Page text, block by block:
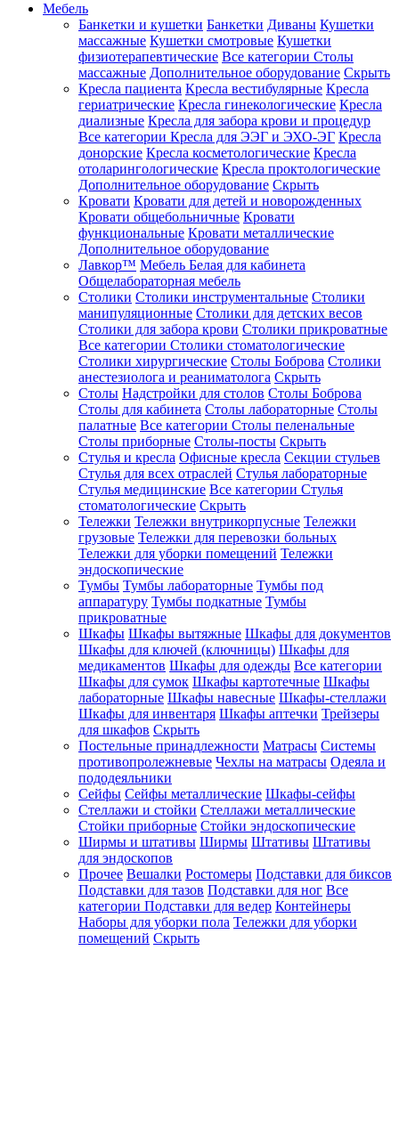
Мебель
Банкетки и кушетки Банкетки Диваны Кушетки
массажные Кушетки смотровые Кушетки
физиотерапевтические Все категории Столы
массажные Дополнительное оборудование Скрыть
Кресла пациента Кресла вестибулярные Кресла
гериатрические Кресла гинекологические Кресла
диализные Кресла для забора крови и процедур
Все категории Кресла для ЭЭГ и ЭХО-ЭГ Кресла
донорские Кресла косметологические Кресла
отоларингологические Кресла проктологические
Дополнительное оборудование Скрыть
Кровати Кровати для детей и новорожденных
Кровати общебольничные Кровати
функциональные Кровати металлические
Дополнительное оборудование
Лавкор™ Мебель Белая для кабинета
Общелабораторная мебель
Столики Столики инструментальные Столики
манипуляционные Столики для детских весов
Столики для забора крови Столики прикроватные
Все категории Столики стоматологические
Столики хирургические Столы Боброва Столики
анестезиолога и реаниматолога Скрыть
Столы Надстройки для столов Столы Боброва
Столы для кабинета Столы лабораторные Столы
палатные Все категории Столы пеленальные
Столы приборные Столы-посты Скрыть
Стулья и кресла Офисные кресла Секции стульев
Стулья для всех отраслей Стулья лабораторные
Стулья медицинские Все категории Стулья
стоматологические Скрыть
Тележки Тележки внутрикорпусные Тележки
грузовые Тележки для перевозки больных
Тележки для уборки помещений Тележки
эндоскопические
Тумбы Тумбы лабораторные Тумбы под
аппаратуру Тумбы подкатные Тумбы
прикроватные
Шкафы Шкафы вытяжные Шкафы для документов
Шкафы для ключей (ключницы) Шкафы для
медикаментов Шкафы для одежды Все категории
Шкафы для сумок Шкафы картотечные Шкафы
лабораторные Шкафы навесные Шкафы-стеллажи
Шкафы для инвентаря Шкафы аптечки Трейзеры
для шкафов Скрыть
Постельные принадлежности Матрасы Системы
противопролежневые Чехлы на матрасы Одеяла и
пододеяльники
Сейфы Сейфы металлические Шкафы-сейфы
Стеллажи и стойки Стеллажи металлические
Стойки приборные Стойки эндоскопические
Ширмы и штативы Ширмы Штативы Штативы
для эндоскопов
Прочее Вешалки Ростомеры Подставки для биксов
Подставки для тазов Подставки для ног Все
категории Подставки для ведер Контейнеры
Наборы для уборки пола Тележки для уборки
помещений Скрыть